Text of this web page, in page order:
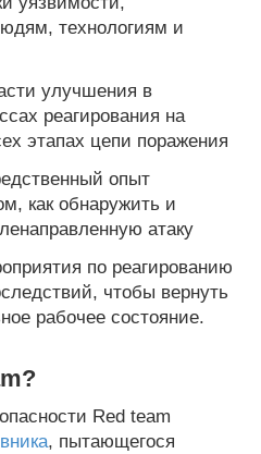
технологиям и
улучшения в
реагирования на
этапах цепи поражения
опыт
как обнаружить и
атаку
по реагированию
чтобы вернуть
рабочее состояние.
Red team
, пытающегося